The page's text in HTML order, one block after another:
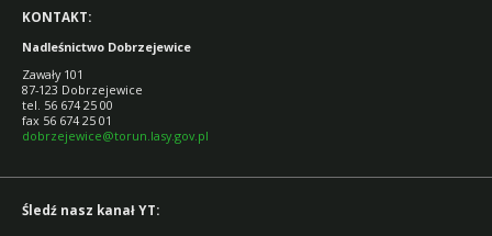
KONTAKT:
Nadleśnictwo Dobrzejewice
Zawały 101
87-123 Dobrzejewice
tel. 56 674 25 00
fax 56 674 25 01
dobrzejewice@torun.lasy.gov.pl
Śledź nasz kanał YT: